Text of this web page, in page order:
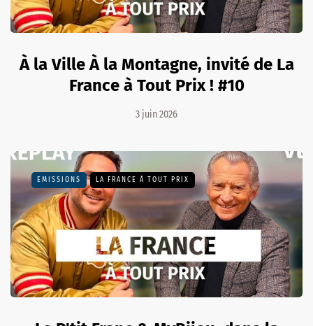
À la Ville À la Montagne, invité de La
France à Tout Prix ! #10
3 juin 2026
EMISSIONS LA FRANCE À TOUT PRIX